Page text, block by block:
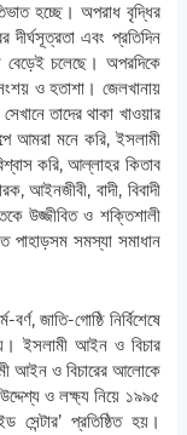
হচ্ছে। অপরাধ বৃদ্ধির
দীর্ঘসূত্রতা এবং প্রতিদিন
বেড়েই চলেছে। অপরদিকে
ও হতাশা। জেলখানায়
তাদের থাকা খাওয়ার
আমরা মনে করি, ইসলামী
করি, আল্লাহর কিতাব
আইনজীবী, বাদী, বিবাদী
উজ্জীবিত ও শক্তিশালী
পাহাড়সম সমস্যা সমাধান
জাতি-গোষ্ঠি নির্বিশেষে
ইসলামী আইন ও বিচার
আইন ও বিচারের আলোকে
ও লক্ষ্য নিয়ে ১৯৯৫
সেন্টার’ প্রতিষ্ঠিত হয়।